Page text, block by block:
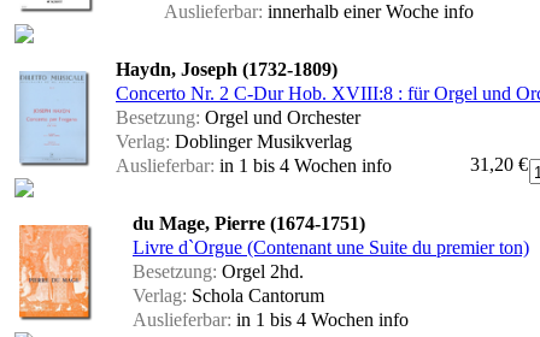
Auslieferbar: innerhalb einer Woche info
Haydn, Joseph (1732-1809)
Concerto Nr. 2 C-Dur Hob. XVIII:8 : für Orgel und
Besetzung: Orgel und Orchester
Verlag: Doblinger Musikverlag
Auslieferbar: in 1 bis 4 Wochen info 31,20 €
du Mage, Pierre (1674-1751)
Livre d`Orgue (Contenant une Suite du premier ton)
Besetzung: Orgel 2hd.
Verlag: Schola Cantorum
Auslieferbar: in 1 bis 4 Wochen info